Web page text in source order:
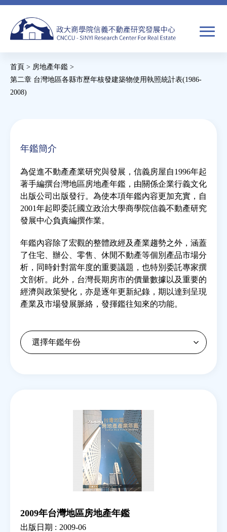
Jump
navigation
搜
搜
尋
教育推廣
房市分析
研究獎勵
房地產年鑑
電子報
您
首頁 > 房地產年鑑 >
第二章 台灣地區各縣市歷年核發建築物使用執照統計表(1986-
2008)
年鑑簡介
為促進不動產產業研究與發展，信義房屋自1996年起
著手編撰台灣地區房地產年鑑，由關係企業行義文化
出版公司出版發行。為使本項年鑑內容更加充實，自
2001年起即委託國立政治大學商學院信義不動產研究
發展中心負責編撰作業。
年鑑內容除了宏觀的整體政經及產業趨勢之外，涵蓋
了住宅、辦公、零售、休閒不動產等個別產品市場分
析，同時針對當年度的重要議題，也特別委託專家撰
文剖析。此外，台灣長期房市的價量數據以及重要的
經濟與政策變化，亦是逐年更新紀錄，期以達到呈現
產業及市場發展脈絡，發揮鑑往知來的功能。
2009年台灣地區房地產年鑑
出版日期 : 2009-06